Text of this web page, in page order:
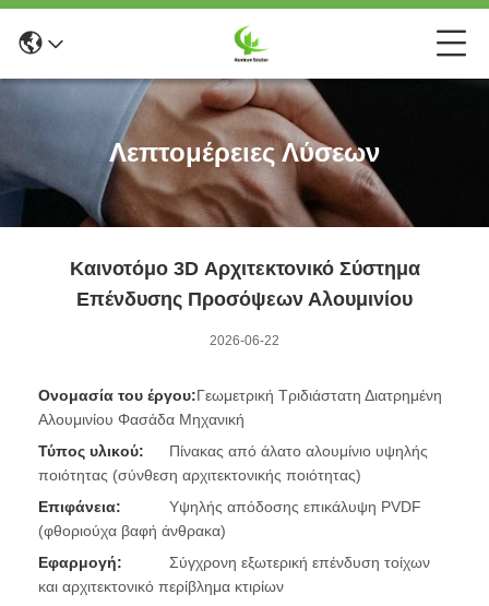
Λεπτομέρειες Λύσεων
Καινοτόμο 3D Αρχιτεκτονικό Σύστημα
Επένδυσης Προσόψεων Αλουμινίου
2026-06-22
Ονομασία του έργου:Γεωμετρική Τριδιάστατη Διατρημένη
Αλουμινίου Φασάδα Μηχανική
Τύπος υλικού:
Πίνακας από άλατο αλουμίνιο υψηλής
ποιότητας (σύνθεση αρχιτεκτονικής ποιότητας)
Επιφάνεια:
Υψηλής απόδοσης επικάλυψη PVDF
(φθοριούχα βαφή άνθρακα)
Εφαρμογή:
Σύγχρονη εξωτερική επένδυση τοίχων
και αρχιτεκτονικό περίβλημα κτιρίων